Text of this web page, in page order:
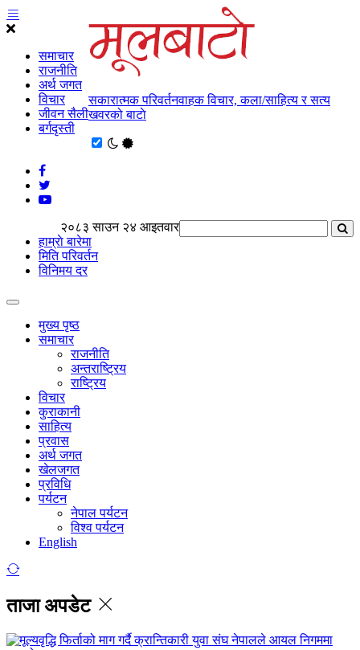
समाचार
राजनीति
अर्थ जगत
विचार
जीवन सैली
बर्गदृस्ती
सकारात्मक परिवर्तनवाहक विचार, कला/साहित्य र सत्य
खवरको बाटाे
२०८३ साउन २४ आइतवार
हाम्राे बारेमा
मिति परिवर्तन
विनिमय दर
मुख्य पृष्ठ
समाचार
राजनीति
अन्तराष्ट्रिय
राष्ट्रिय
विचार
कुराकानी
साहित्य
प्रवास
अर्थ जगत
खेलजगत
प्रविधि
पर्यटन
नेपाल पर्यटन
विश्व पर्यटन
English
ताजा अपडेट